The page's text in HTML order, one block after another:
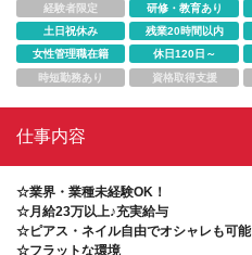
経験者限定
研修・教育あり
土日祝休み
残業20時間以内
女性管理職在籍
休日120日～
時短勤務あり
資格取得支援
仕事内容
☆業界・業種未経験OK！
☆月給23万以上♪充実給与
☆ピアス・ネイル自由でオシャレも可能
☆フラットな環境